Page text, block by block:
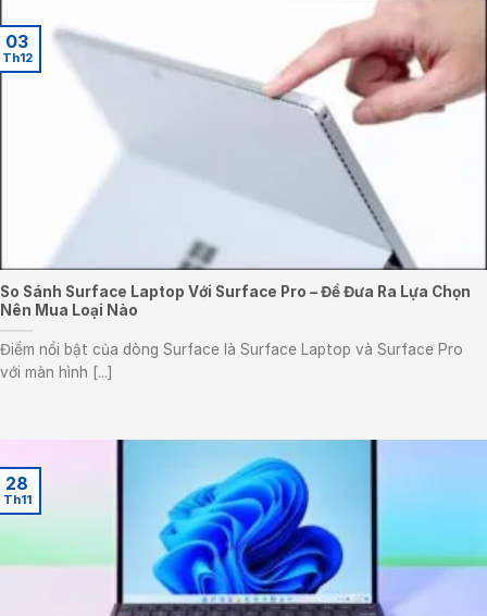
So Sánh Surface Laptop Với Surface Pro – Để Đưa Ra Lựa Chọn
Nên Mua Loại Nào
Điểm nổi bật của dòng Surface là Surface Laptop và Surface Pro
với màn hình [...]
03
Th12
28
Th11